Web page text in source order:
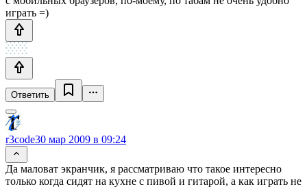
играть =)
Ответить
r3code30 мар 2009 в 09:24
Да маловат экранчик, я рассматриваю что такое интересно
только когда сидят на кухне с пивой и гитарой, а как играть не